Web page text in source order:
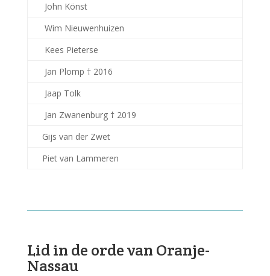
John Könst
Wim Nieuwenhuizen
Kees Pieterse
Jan Plomp † 2016
Jaap Tolk
Jan Zwanenburg † 2019
Gijs van der Zwet
Piet van Lammeren
Lid in de orde van Oranje-
Nassau